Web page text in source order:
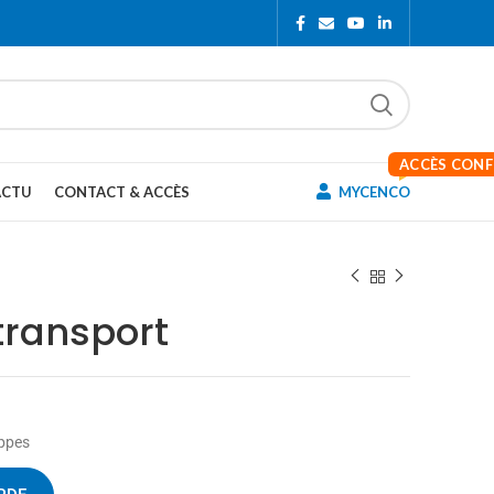
CONTACT & ACCÈS MYCENCO
ACCÈS